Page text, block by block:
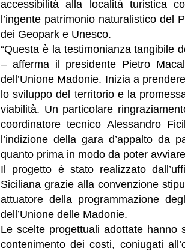
accessibilità alla località turistica
l’ingente patrimonio naturalistico del
dei Geopark e Unesco.
“Questa è la testimonianza tangibile
– afferma il presidente Pietro
dell’Unione Madonie. Inizia a
lo sviluppo del territorio e la
viabilità. Un particolare
coordinatore tecnico Alessandro
l’indizione della gara d’appalto da
quanto prima in modo da poter
Il progetto è stato realizzato
Siciliana grazie alla convenzione
attuatore della programmazione
dell’Unione delle Madonie.
Le scelte progettuali adottate hanno
contenimento dei costi, coniugati